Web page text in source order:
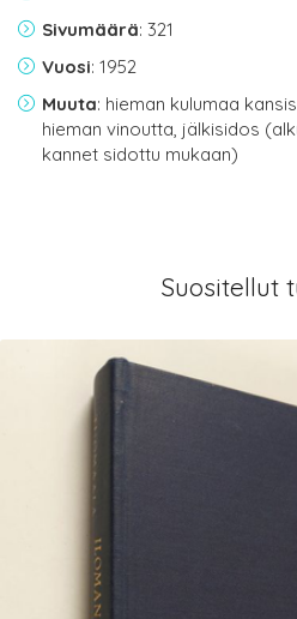
Sivumäärä: 321
Vuosi: 1952
Muuta: hieman kulumaa
hieman vinoutta, jälkisidos
kannet sidottu mukaan)
Suositellut